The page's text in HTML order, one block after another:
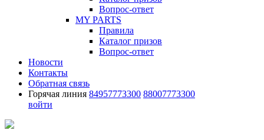
Вопрос-ответ
MY PARTS
Правила
Каталог призов
Вопрос-ответ
Новости
Контакты
Обратная связь
Горячая линия 84957773300 88007773300
войти